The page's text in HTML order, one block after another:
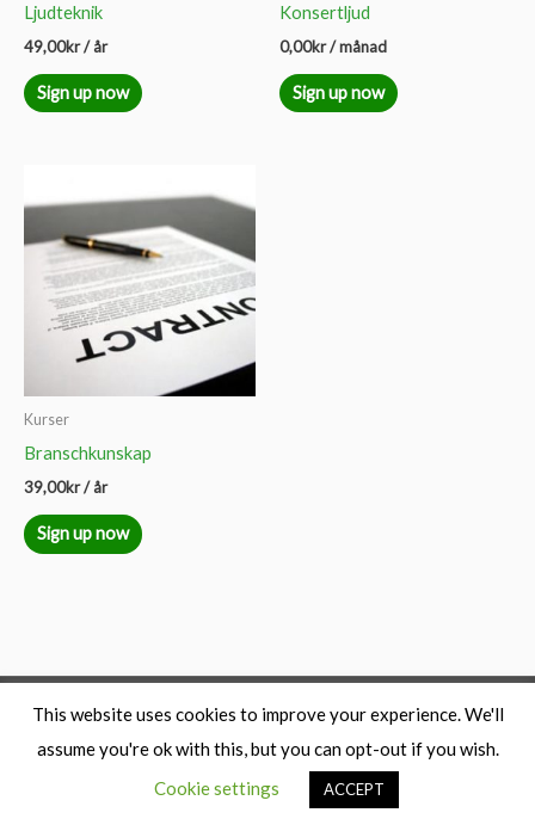
Ljudteknik
49,00kr/ år
Sign up now
Konsertljud
0,00kr/ månad
Sign up now
Kurser
Branschkunskap
39,00kr/ år
Sign up now
Copyright © 2026musikproduktion.se/GreenRoom
Productions
This website uses cookies to improve your experience. We'll
assume you're ok with this, but you can opt-out if you wish.
Cookie settings
ACCEPT